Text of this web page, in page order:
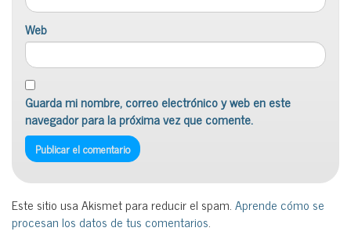
Web
Guarda mi nombre, correo electrónico y web en este
navegador para la próxima vez que comente.
Este sitio usa Akismet para reducir el spam.Aprende cómo se
procesan los datos de tus comentarios.